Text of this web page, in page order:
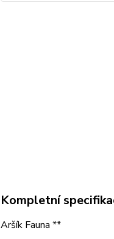
Kompletní
Aršík Fauna **